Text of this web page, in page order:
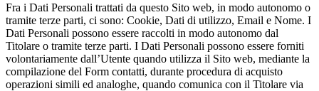
Fra i Dati Personali trattati da questo Sito web, in modo autonomo o
tramite terze parti, ci sono: Cookie, Dati di utilizzo, Email e Nome. I
Dati Personali possono essere raccolti in modo autonomo dal
Titolare o tramite terze parti. I Dati Personali possono essere forniti
volontariamente dall’Utente quando utilizza il Sito web, mediante la
compilazione del Form contatti, durante procedura di acquisto
operazioni simili ed analoghe, quando comunica con il Titolare via